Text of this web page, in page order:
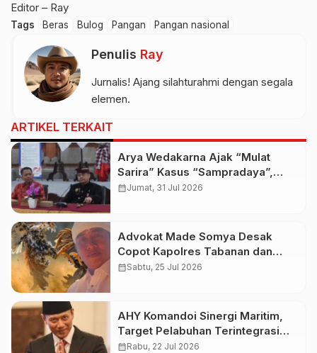
Editor – Ray
Tags Beras Bulog Pangan Pangan nasional
Penulis Ray
Jurnalis! Ajang silahturahmi dengan segala
elemen.
ARTIKEL TERKAIT
Arya Wedakarna Ajak “Mulat
Sarira” Kasus “Sampradaya”,
Buka Ashram Untuk Spiritual
calendar_monthJumat, 31 Jul 2026
Advokat Made Somya Desak
Copot Kapolres Tabanan dan
Kapolsek Baturiti Usai Amuk
calendar_monthSabtu, 25 Jul 2026
AHY Komandoi Sinergi Maritim,
Target Pelabuhan Terintegrasi
2028
calendar_monthRabu, 22 Jul 2026